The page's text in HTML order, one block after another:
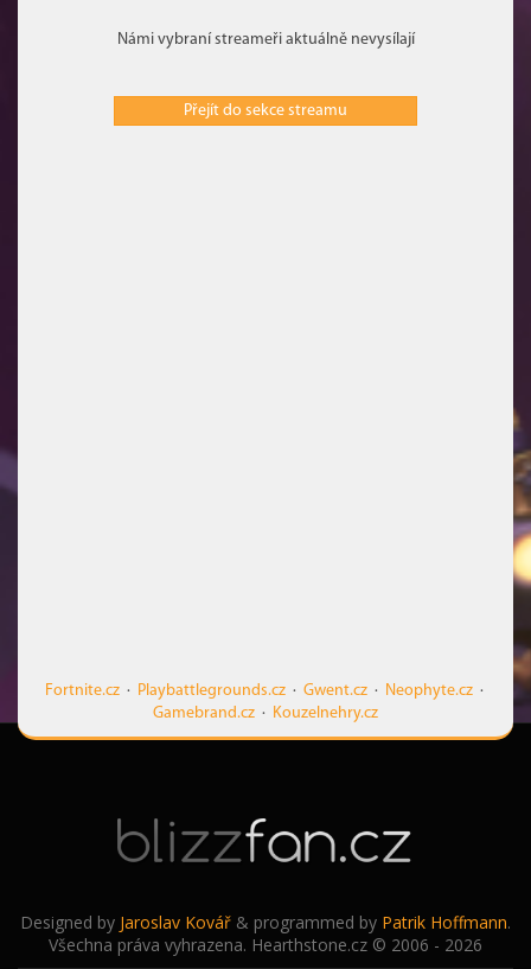
Námi vybraní streameři aktuálně nevysílají
Přejít do sekce streamu
Fortnite.cz· Playbattlegrounds.cz· Gwent.cz· Neophyte.cz·
Gamebrand.cz · Kouzelnehry.cz
Designed by Jaroslav Kovář & programmed by Patrik Hoffmann.
Všechna práva vyhrazena. Hearthstone.cz © 2006 - 2026